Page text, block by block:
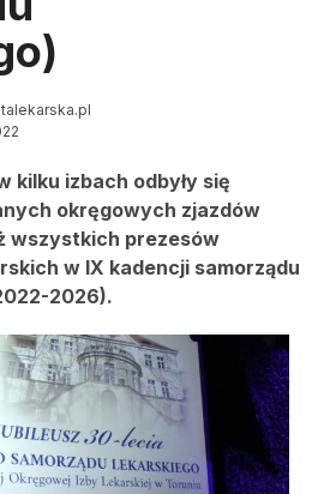
kilku izbach odbyły się
okręgowych zjazdów
wszystkich prezesów
w IX kadencji samorządu
2026).